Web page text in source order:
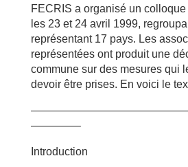
FECRIS a organisé un
les 23 et 24 avril 1999,
représentant 17 pays. Les
représentées ont produit une
commune sur des mesures qui
devoir être prises. En voici le
————–
Introduction